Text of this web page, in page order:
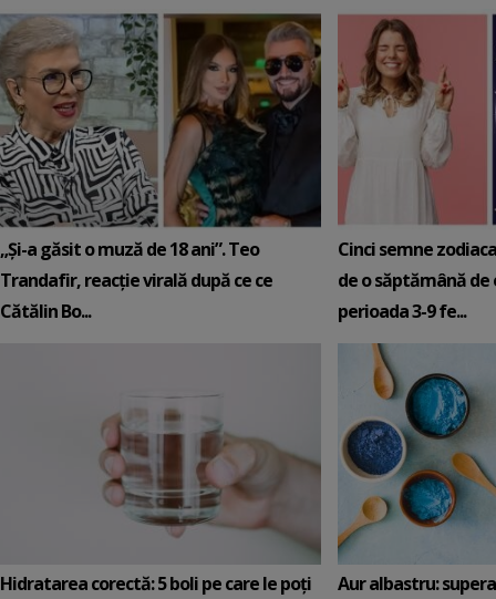
„Și-a găsit o muză de 18 ani”. Teo
Trandafir, reacție virală după ce ce
Cătălin Bo...
Cinci semne
de o săptămână de
perioada 3-9 fe...
Hidratarea corectă: 5 boli pe care le poți Aur albastru: